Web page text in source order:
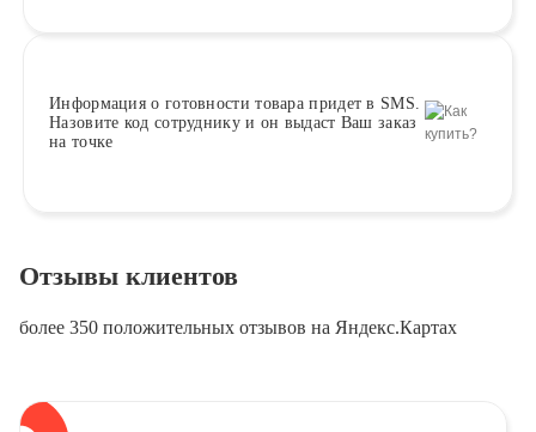
Информация о готовности товара придет в SMS.
Назовите код сотруднику и он выдаст Ваш заказ
на точке
Отзывы клиентов
более 350 положительных отзывов на Яндекс.Картах